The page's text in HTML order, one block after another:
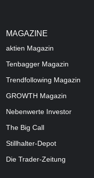
MAGAZINE
aktien Magazin
Tenbagger Magazin
Trendfollowing Magazin
GROWTH Magazin
Nebenwerte Investor
The Big Call
Stillhalter-Depot
Die Trader-Zeitung